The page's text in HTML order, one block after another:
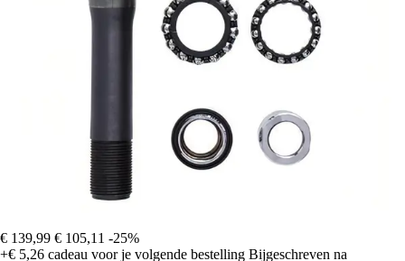
€ 139,99 € 105,11 -25%
+€ 5,26 cadeau voor je volgende bestelling Bijgeschreven na